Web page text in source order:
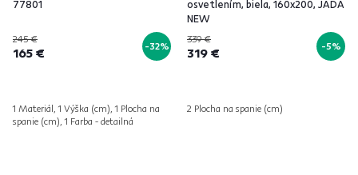
77801
245 €
165 € -32%
1 Materiál, 1 Výška (cm), 1 Plocha na
spanie (cm), 1 Farba - detailná
osvetlením, biela, 160x200, JADA
NEW
339 €
319 € -5%
2 Plocha na spanie (cm)